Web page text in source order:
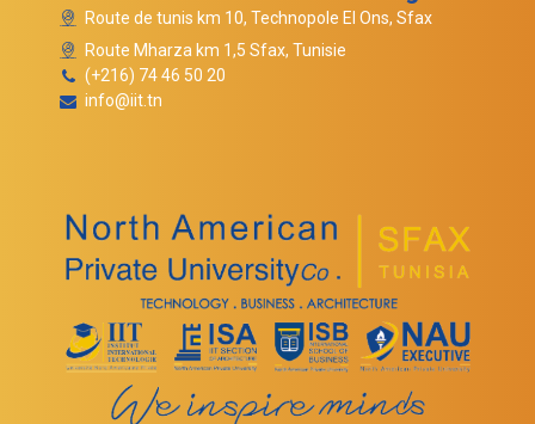
Route de tunis km 10, Technopole El Ons, Sfax
Route Mharza km 1,5 Sfax, Tunisie
(+216) 74 46 50 20
info@iit.tn